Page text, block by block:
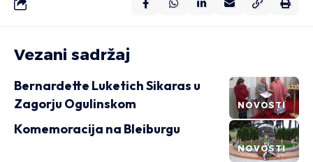
Vezani sadržaj
NOVOSTI
Bernardette Luketich Sikaras u
Zagorju Ogulinskom
NOVOSTI
Komemoracija na Bleiburgu